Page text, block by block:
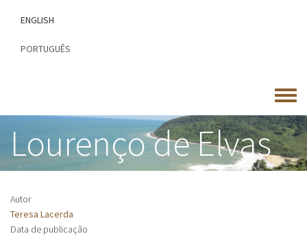
conteúdo
ENGLISH
PORTUGUÊS
Toggle
menu
Lourenço de Elvas
Autor
Teresa Lacerda
Data de publicação